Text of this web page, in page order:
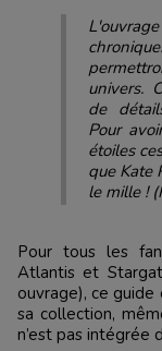
L'ouvrage de Kate Ritter n'a pas de prix. Ses
univers.
de
Pour
étoiles
que Kate
le mille !
Pour tous les
Atlantis et
ouvrage), ce
sa collection,
n’est pas intégrée